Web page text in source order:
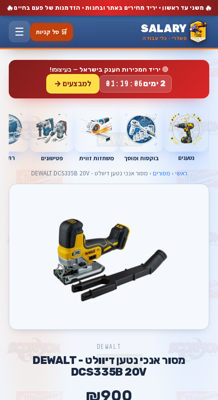
🔥 משני עד ראשון · יריד מחירים באתר ובחנות · הזדמנות של פעם בחיים🔥
SALARY
סאלרי · כלי עבודה
🛒 סל קניות ☰
🔴 יריד המכירות הענק בישראל — בעיצומו!
2 ימים 01:19:05 למבצעים →
נטענים בוקסות ומוסך משחזות זווית פטישונים
ראשי › מסורים › מסור אנכי נטען דיוולט - DEWALT DCS335B 20V
DEWALT
מסור אנכי נטען דיוולט - DEWALT
DCS335B 20V
₪900